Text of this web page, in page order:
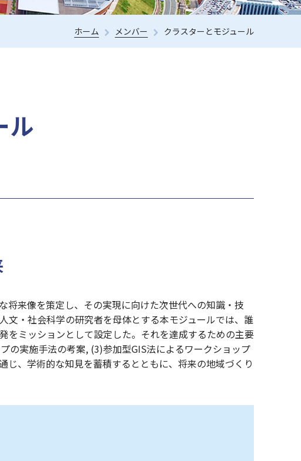
ホーム メンバー クラスターとモジュール
ル
来像を策定し、その実現に向けた次世代への知識・技
文・社会科学の研究者を母体とする本モジュールでは、誰
をミッションとして設定した。それを達成するための主要
の実施手法の考案, (3)参加型GIS法によるワークショップ
、学術的な知見を蓄積するとともに、将来の地域づくり